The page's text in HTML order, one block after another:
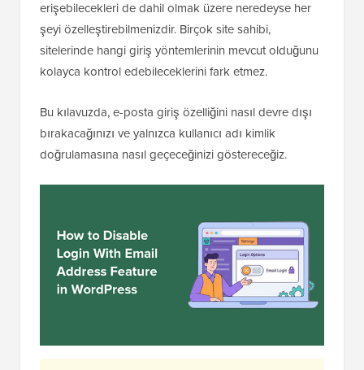
erişebilecekleri de dahil olmak üzere neredeyse her
şeyi özelleştirebilmenizdir. Birçok site sahibi,
sitelerinde hangi giriş yöntemlerinin mevcut olduğunu
kolayca kontrol edebileceklerini fark etmez.
Bu kılavuzda, e-posta giriş özelliğini nasıl devre dışı
bırakacağınızı ve yalnızca kullanıcı adı kimlik
doğrulamasına nasıl geçeceğinizi göstereceğiz.